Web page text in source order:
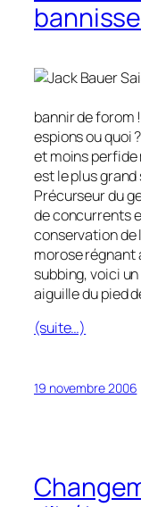
bannir de forom
espions ou quoi
et moins perfide
est le plus grand
Précurseur du
de concurrents
conservation de
morose régnant
subbing, voici
aiguille du pied
(suite…)
19 novembre 2006